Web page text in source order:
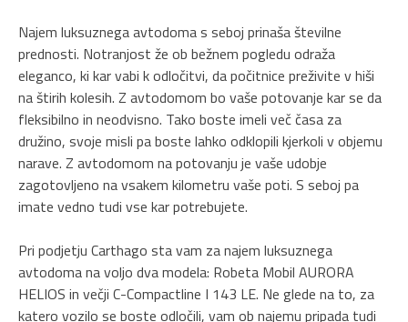
Najem luksuznega avtodoma s seboj prinaša številne
prednosti. Notranjost že ob bežnem pogledu odraža
eleganco, ki kar vabi k odločitvi, da počitnice preživite v hiši
na štirih kolesih. Z avtodomom bo vaše potovanje kar se da
fleksibilno in neodvisno. Tako boste imeli več časa za
družino, svoje misli pa boste lahko odklopili kjerkoli v objemu
narave. Z avtodomom na potovanju je vaše udobje
zagotovljeno na vsakem kilometru vaše poti. S seboj pa
imate vedno tudi vse kar potrebujete.
Pri podjetju Carthago sta vam za najem luksuznega
avtodoma na voljo dva modela: Robeta Mobil AURORA
HELIOS in večji C-Compactline I 143 LE. Ne glede na to, za
katero vozilo se boste odločili, vam ob najemu pripada tudi